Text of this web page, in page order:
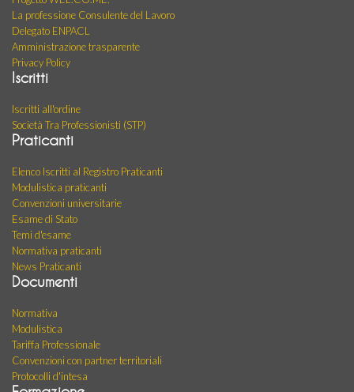
La professione Consulente del Lavoro
Delegato ENPACL
Amministrazione trasparente
Privacy Policy
Iscritti
Iscritti all'ordine
Società Tra Professionisti (STP)
Praticanti
Elenco Iscritti al Registro Praticanti
Modulistica praticanti
Convenzioni universitarie
Esame di Stato
Temi d'esame
Normativa praticanti
News Praticanti
Documenti
Normativa
Modulistica
Tariffa Professionale
Convenzioni con partner territoriali
Protocolli d'intesa